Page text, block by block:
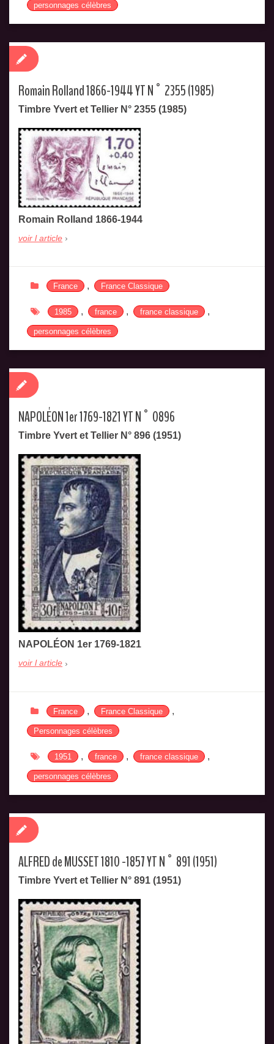
personnages célèbres
Romain Rolland 1866-1944 YT N° 2355 (1985)
Timbre Yvert et Tellier N° 2355 (1985)
Romain Rolland 1866-1944
voir l article
France , France Classique
1985 , france , france classique ,
personnages célèbres
NAPOLÉON 1er 1769-1821 YT N° 0896
Timbre Yvert et Tellier N° 896 (1951)
NAPOLÉON 1er 1769-1821
voir l article
France , France Classique ,
Personnages célèbres
1951 , france , france classique ,
personnages célèbres
ALFRED de MUSSET 1810 -1857 YT N° 891 (1951)
Timbre Yvert et Tellier N° 891 (1951)